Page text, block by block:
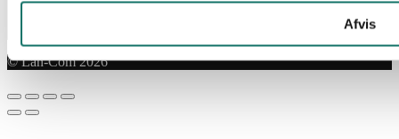
Afvis
© Lan-Com 2026